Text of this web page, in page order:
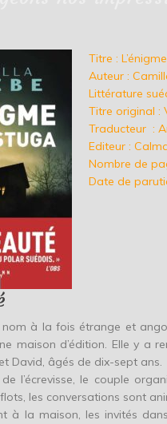
Titre :
Auteur :
Littérature
Titre original :
Traducteur :
Editeur :
Nombre de
Date de
nom à la fois étrange et
maison d’édition. Elle y a
David, âgés de dix-sept ans.
l’écrevisse, le couple
les conversations sont
à la maison, les invités